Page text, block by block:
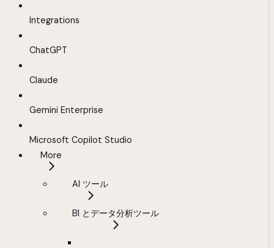
Integrations
ChatGPT
Claude
Gemini Enterprise
Microsoft Copilot Studio
More
AI ツール
BI とデータ分析ツール